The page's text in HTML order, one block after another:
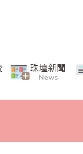
珠壇新聞
News